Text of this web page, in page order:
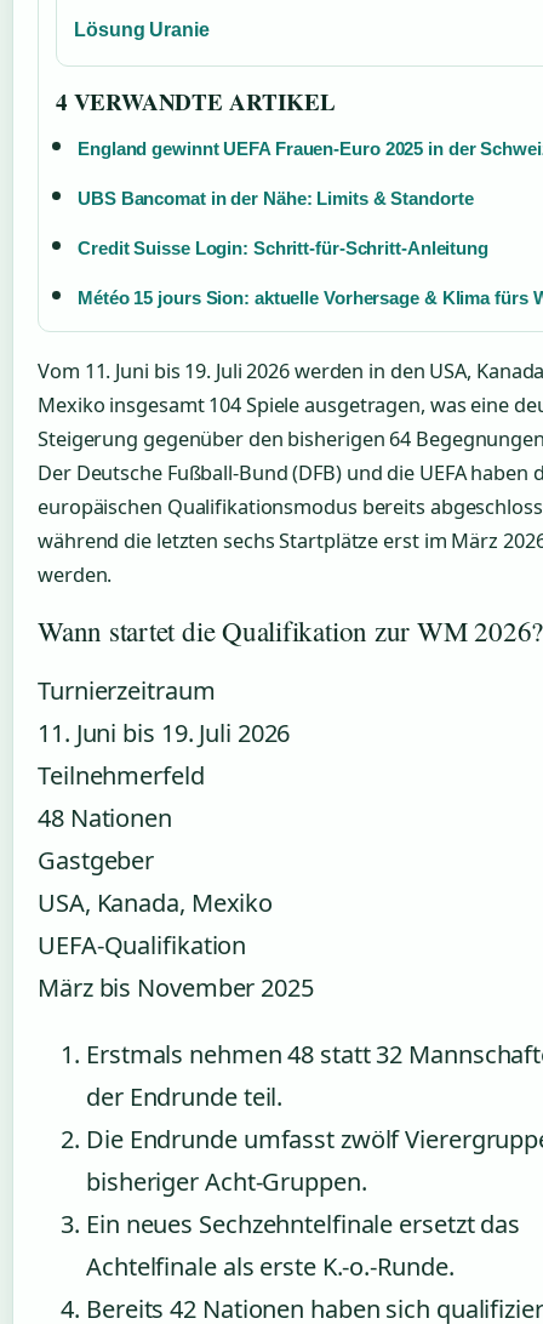
Lösung Uranie
4 VERWANDTE ARTIKEL
England gewinnt UEFA Frauen-Euro 2025 in der
UBS Bancomat in der Nähe: Limits & Standorte
Credit Suisse Login: Schritt-für-Schritt-Anleitung
Météo 15 jours Sion: aktuelle Vorhersage & Klima fürs
Vom 11. Juni bis 19. Juli 2026 werden in den USA,
Mexiko insgesamt 104 Spiele ausgetragen, was eine
Steigerung gegenüber den bisherigen 64
Der Deutsche Fußball-Bund (DFB) und die UEFA haben
europäischen Qualifikationsmodus bereits
während die letzten sechs Startplätze erst im März
werden.
Wann startet die Qualifikation zur WM 2026?
Turnierzeitraum
11. Juni bis 19. Juli 2026
Teilnehmerfeld
48 Nationen
Gastgeber
USA, Kanada, Mexiko
UEFA-Qualifikation
März bis November 2025
Erstmals nehmen 48 statt 32
der Endrunde teil.
Die Endrunde umfasst zwölf
bisheriger Acht-Gruppen.
Ein neues Sechzehntelfinale ersetzt das
Achtelfinale als erste K.-o.-Runde.
Bereits 42 Nationen haben sich